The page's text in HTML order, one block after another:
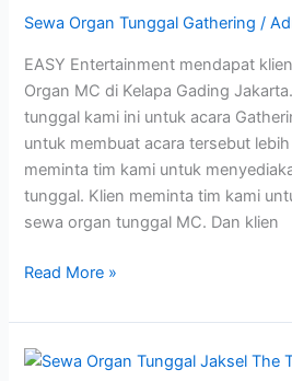
Sewa Organ Tunggal Gathering /
EASY Entertainment mendapat
Organ MC di Kelapa Gading
tunggal kami ini untuk acara
untuk membuat acara tersebut
meminta tim kami untuk
tunggal. Klien meminta tim kami
sewa organ tunggal MC. Dan klien
Kelapa
Read More »
Sewa